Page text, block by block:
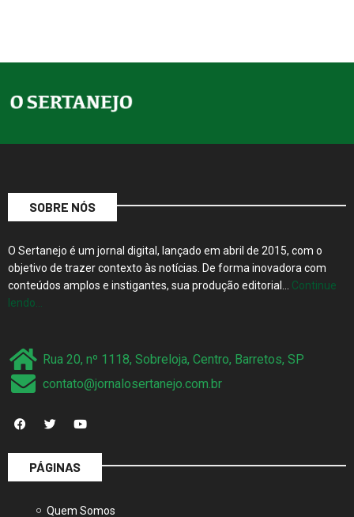
SOBRE NÓS
O Sertanejo é um jornal digital, lançado em abril de 2015, com o
objetivo de trazer contexto às notícias. De forma inovadora com
conteúdos amplos e instigantes, sua produção editorial… Continue
lendo…
Rua 20, nº 1118, Sobreloja, Centro, Barretos, SP
contato@jornalosertanejo.com.br
PÁGINAS
Quem Somos